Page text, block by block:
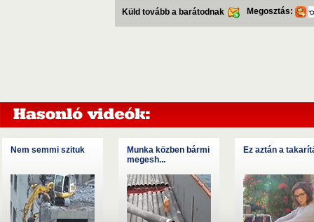
Küld tovább a barátodnak Megosztás:
Nem semmi szituk
Munka közben bármi
megesh...
Ez aztán a